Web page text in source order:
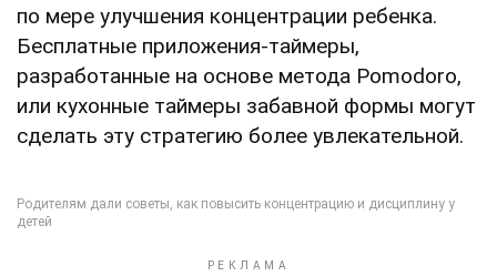
по мере улучшения концентрации ребенка.
Бесплатные приложения-таймеры,
разработанные на основе метода Pomodoro,
или кухонные таймеры забавной формы могут
сделать эту стратегию более увлекательной.